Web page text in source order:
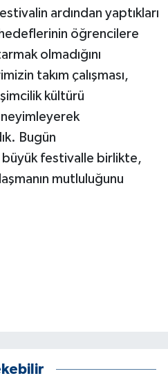
ardından yaptıkları
öğrencilere
olmadığını
takım çalışması,
kültürü
Bugün
festivalle birlikte,
mutluluğunu